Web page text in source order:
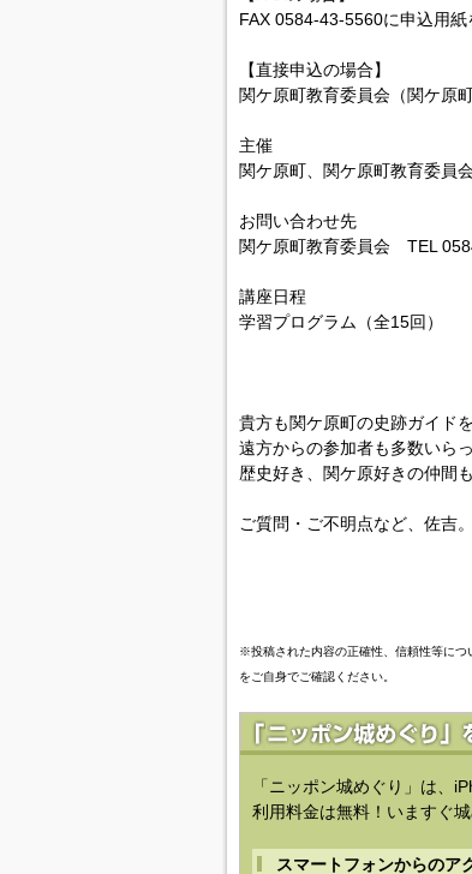
FAX 0584-43-5560に申込用紙
【直接申込の場合】
関ケ原町教育委員会（関ケ原
主催
関ケ原町、関ケ原町教育委員
お問い合わせ先
関ケ原町教育委員会 TEL
講座日程
学習プログラム（全15回）
貴方も関ケ原町の史跡ガイド
遠方からの参加者も多数いら
歴史好き、関ケ原好きの仲間
ご質問・ご不明点など、佐吉
※投稿された内容の正確性、信頼性等につ
をご自身でご確認ください。
「ニッポン城めぐり」は、
利用料金は無料！いますぐ
スマートフォンからのア